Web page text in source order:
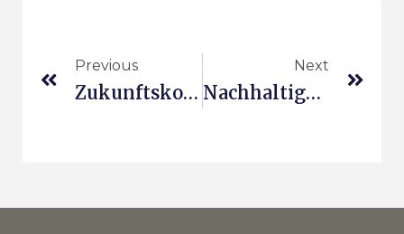
Previous
Zukunftskompetenzen Für Nachhaltige Entwicklung
Next
Nachhaltige Geschäftsmodelle Für Künstliche Intelligenz